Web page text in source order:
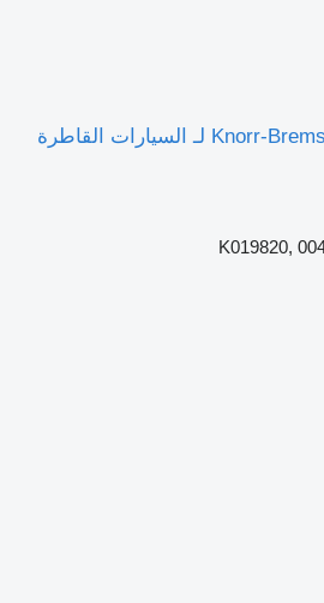
صمام الهواء Knorr-Bremse 21083657 لـ السيارات القاطرة